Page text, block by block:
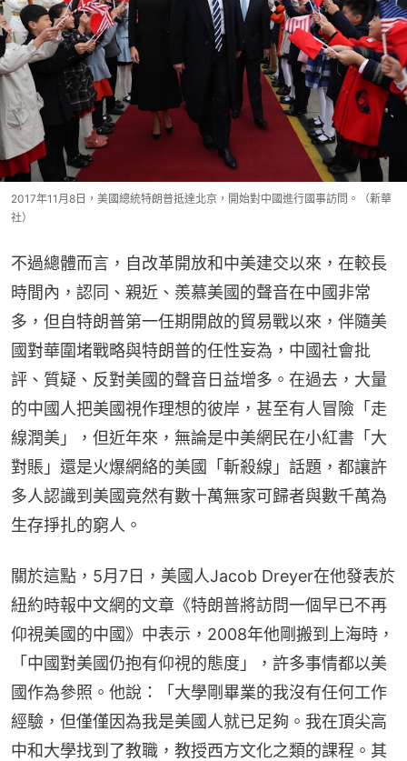
2017年11月8日，美國總統特朗普抵達北京，開始對中國進行國事訪問。（新華
社）
不過總體而言，自改革開放和中美建交以來，在較長
時間內，認同、親近、羨慕美國的聲音在中國非常
多，但自特朗普第一任期開啟的貿易戰以來，伴隨美
國對華圍堵戰略與特朗普的任性妄為，中國社會批
評、質疑、反對美國的聲音日益增多。在過去，大量
的中國人把美國視作理想的彼岸，甚至有人冒險「走
線潤美」，但近年來，無論是中美網民在小紅書「大
對賬」還是火爆網絡的美國「斬殺線」話題，都讓許
多人認識到美國竟然有數十萬無家可歸者與數千萬為
生存掙扎的窮人。
關於這點，5月7日，美國人Jacob Dreyer在他發表於
紐約時報中文網的文章《特朗普將訪問一個早已不再
仰視美國的中國》中表示，2008年他剛搬到上海時，
「中國對美國仍抱有仰視的態度」，許多事情都以美
國作為參照。他說：「大學剛畢業的我沒有任何工作
經驗，但僅僅因為我是美國人就已足夠。我在頂尖高
中和大學找到了教職，教授西方文化之類的課程。其